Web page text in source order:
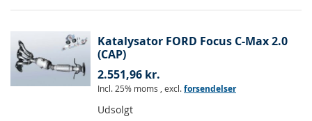
Katalysator FORD Focus C-Max 2.0
(CAP)
2.551,96 kr.
Incl. 25% moms , excl.forsendelser
Udsolgt